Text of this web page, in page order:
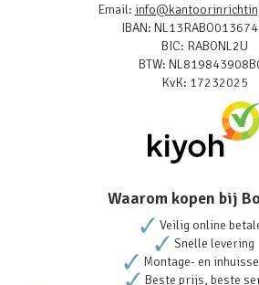
Email:
IBAN:
BIC: RABONL2U
BTW:
KvK: 17232025
Waarom kopen bij
Veilig online
Snelle levering
Montage- en
Beste prijs, beste